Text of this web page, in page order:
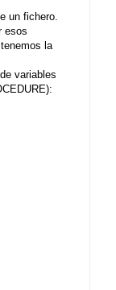
un fichero.
esos
la
variables